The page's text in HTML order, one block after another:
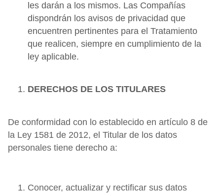
les darán a los mismos. Las Compañías
dispondrán los avisos de privacidad que
encuentren pertinentes para el Tratamiento
que realicen, siempre en cumplimiento de la
ley aplicable.
DERECHOS DE LOS TITULARES
De conformidad con lo establecido en artículo 8 de
la Ley 1581 de 2012, el Titular de los datos
personales tiene derecho a:
Conocer, actualizar y rectificar sus datos